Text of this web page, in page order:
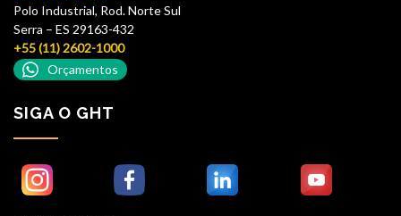
Polo Industrial, Rod. Norte Sul
Serra – ES 29163-432
+55 (11) 2602-1000
Orçamentos
SIGA O GHT